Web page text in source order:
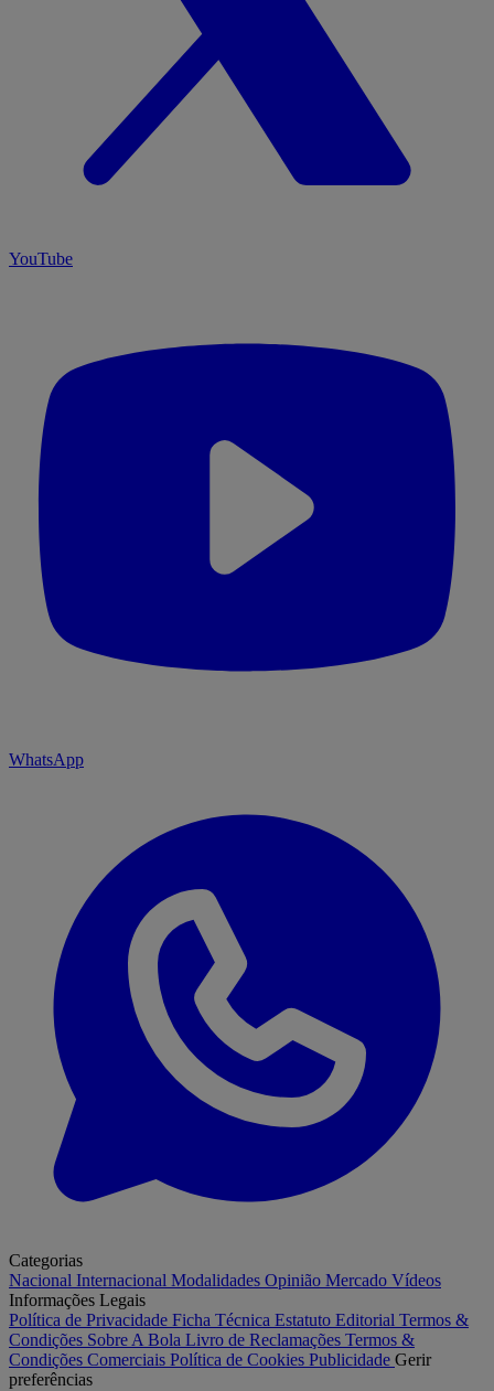
YouTube
WhatsApp
Categorias
Nacional Internacional Modalidades Opinião Mercado Vídeos
Informações Legais
Política de Privacidade Ficha Técnica Estatuto Editorial Termos &
Condições Sobre A Bola Livro de Reclamações Termos &
Condições Comerciais Política de Cookies Publicidade Gerir
preferências